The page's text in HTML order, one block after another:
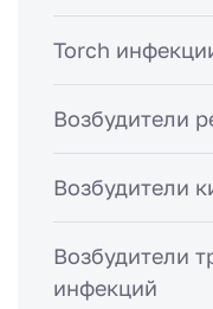
Torch
Возбудители
Возбудители
Возбудители
инфекций